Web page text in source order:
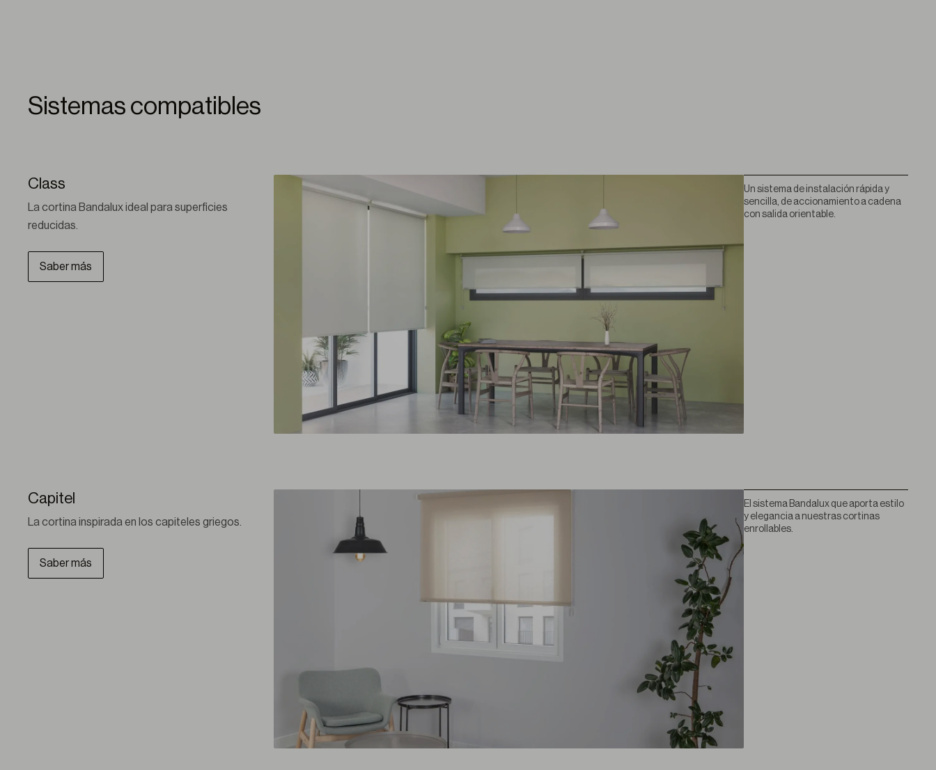
Sistemas compatibles
Un sistema de instalación rápida y
sencilla, de accionamiento a cadena
con salida orientable.
Class
La cortina Bandalux ideal para superficies
reducidas.
Saber más
El sistema Bandalux que aporta estilo
y elegancia a nuestras cortinas
enrollables.
Capitel
La cortina inspirada en los capiteles griegos.
Saber más